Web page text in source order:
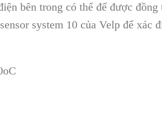
bên trong có thể để được đồng
system 10 của Velp để xác